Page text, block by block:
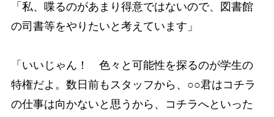
「私、喋るのがあまり得意ではないので、図書館
の司書等をやりたいと考えています」
「いいじゃん！ 色々と可能性を探るのが学生の
特権だよ。数日前もスタッフから、○○君はコチラ
の仕事は向かないと思うから、コチラへといった